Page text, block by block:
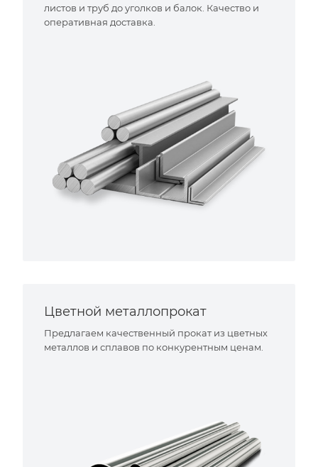
листов и труб до уголков и балок. Качество и
оперативная доставка.
Цветной металлопрокат
Предлагаем качественный прокат из цветных
металлов и сплавов по конкурентным ценам.